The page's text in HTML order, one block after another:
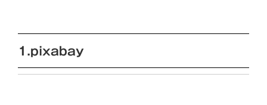
1.pixabay